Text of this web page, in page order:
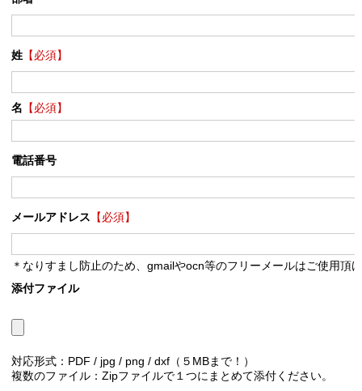
姓【必須】
名 【必須】
電話番号
メールアドレス 【必須】
＊なりすまし防止のため、gmailやocn等のフリーメールはご使用頂
添付ファイル
対応形式：PDF / jpg / png / dxf（５MBまで！）
複数のファイル：Zipファイルで１つにまとめて添付ください。